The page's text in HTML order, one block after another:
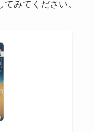
みてください。